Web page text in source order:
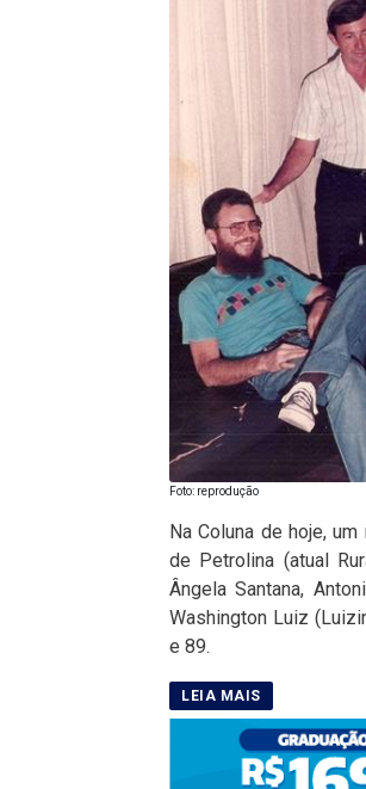
Foto: reprodução
Na Coluna de hoje,
de Petrolina (atual
Ângela Santana,
Washington Luiz
e 89.